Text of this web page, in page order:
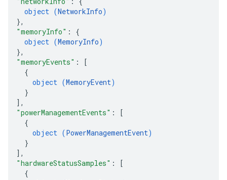
object (NetworkInfo)
},
"memoryInfo" : {
object (MemoryInfo)
},
"memoryEvents" :
[
{
object (MemoryEvent)
}
] ,
"powerManagementEvents" :
[
{
object (PowerManagementEvent)
}
] ,
"hardwareStatusSamples" :
[
{